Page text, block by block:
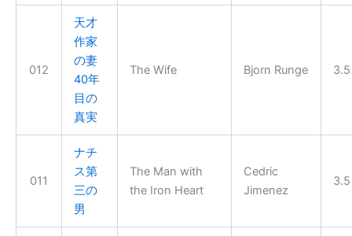
012
天才
作家
の妻
40年
目の
真実
The Wife Bjorn Runge 3.5
011
ナチ
ス第
三の
男
The Man with
the Iron Heart
Cedric
Jimenez
3.5